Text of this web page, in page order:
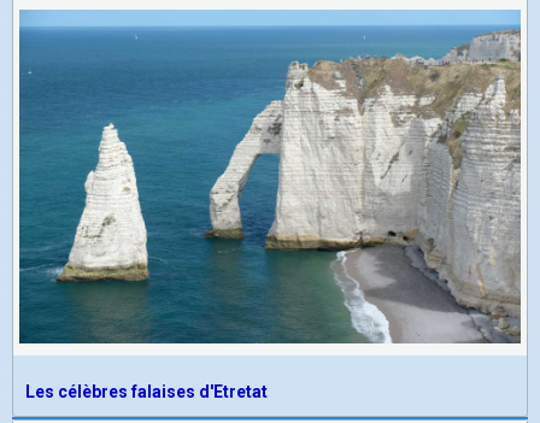
Les célèbres falaises d'Etretat